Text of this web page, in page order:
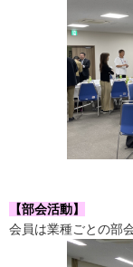
【部会活動】
会員は業種ごとの部